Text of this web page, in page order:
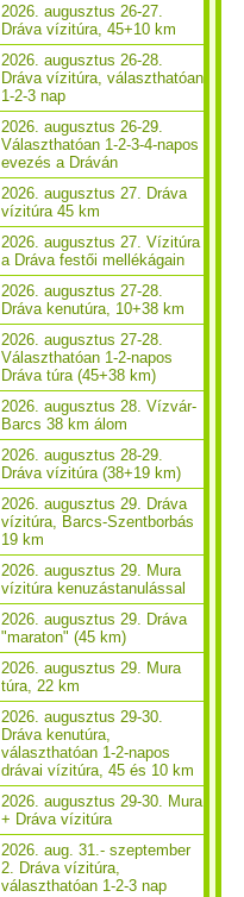
2026. augusztus 26-27.
Dráva vízitúra, 45+10 km
2026. augusztus 26-28.
Dráva vízitúra, választhatóan
1-2-3 nap
2026. augusztus 26-29.
Választhatóan 1-2-3-4-napos
evezés a Dráván
2026. augusztus 27. Dráva
vízitúra 45 km
2026. augusztus 27. Vízitúra
a Dráva festői mellékágain
2026. augusztus 27-28.
Dráva kenutúra, 10+38 km
2026. augusztus 27-28.
Választhatóan 1-2-napos
Dráva túra (45+38 km)
2026. augusztus 28. Vízvár-
Barcs 38 km álom
2026. augusztus 28-29.
Dráva vízitúra (38+19 km)
2026. augusztus 29. Dráva
vízitúra, Barcs-Szentborbás
19 km
2026. augusztus 29. Mura
vízitúra kenuzástanulással
2026. augusztus 29. Dráva
"maraton" (45 km)
2026. augusztus 29. Mura
túra, 22 km
2026. augusztus 29-30.
Dráva kenutúra,
választhatóan 1-2-napos
drávai vízitúra, 45 és 10 km
2026. augusztus 29-30. Mura
+ Dráva vízitúra
2026. aug. 31.- szeptember
2. Dráva vízitúra,
választhatóan 1-2-3 nap